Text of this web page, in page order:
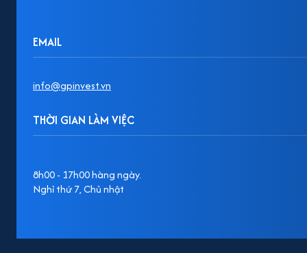
EMAIL
info@gpinvest.vn
THỜI GIAN LÀM VIỆC
8h00 - 17h00 hàng ngày.
Nghỉ thứ 7, Chủ nhật